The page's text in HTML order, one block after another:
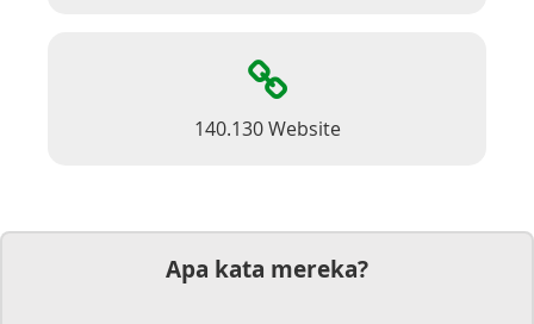
140.130 Website
Apa kata mereka?